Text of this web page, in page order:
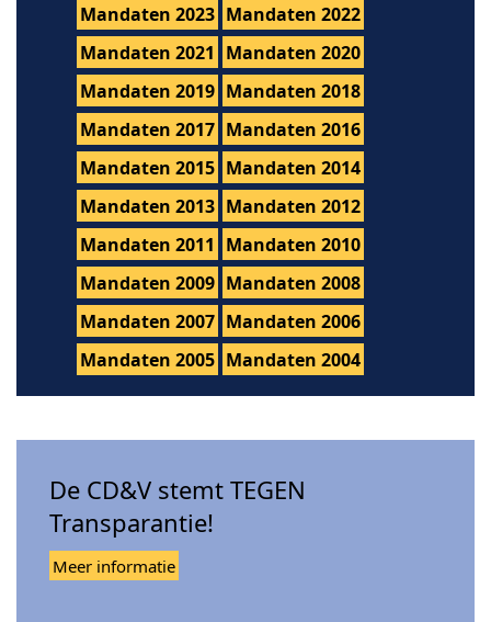
Mandaten 2023 Mandaten 2022
Mandaten 2021 Mandaten 2020
Mandaten 2019 Mandaten 2018
Mandaten 2017 Mandaten 2016
Mandaten 2015 Mandaten 2014
Mandaten 2013 Mandaten 2012
Mandaten 2011 Mandaten 2010
Mandaten 2009 Mandaten 2008
Mandaten 2007 Mandaten 2006
Mandaten 2005 Mandaten 2004
De CD&V stemt TEGEN
Transparantie!
Meer informatie